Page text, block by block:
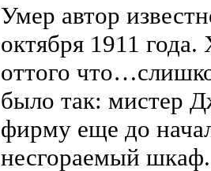
Умер автор
октября 1911
оттого
было так: мистер
фирму еще до
несгораемый